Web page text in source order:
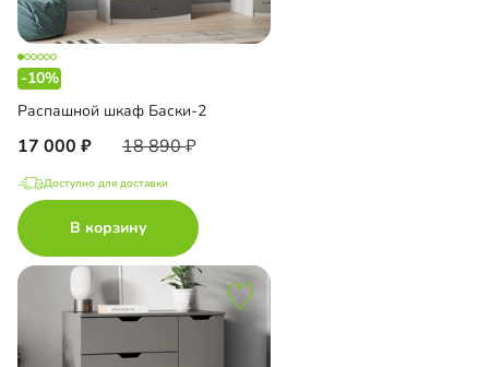
-10%
Распашной шкаф Баски-2
17 000 18 890
Доступно для доставки
В корзину